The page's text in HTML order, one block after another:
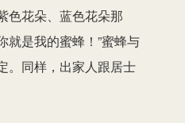
色花朵、蓝色花朵那
就是我的蜜蜂！”蜜蜂与
。同样，出家人跟居士